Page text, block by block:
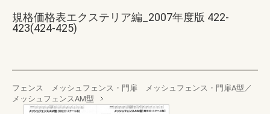
規格価格表エクステリア編_2007年度版 422-
423(424-425)
フェンス メッシュフェンス・門扉 メッシュフェンス・門扉A型／
メッシュフェンスAM型